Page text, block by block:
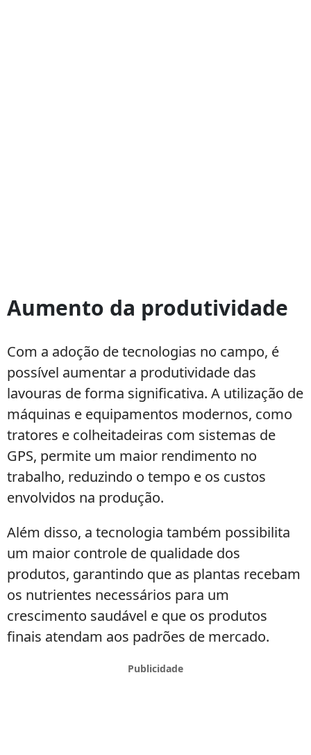
Aumento da produtividade
Com a adoção de tecnologias no campo, é
possível aumentar a produtividade das
lavouras de forma significativa. A utilização de
máquinas e equipamentos modernos, como
tratores e colheitadeiras com sistemas de
GPS, permite um maior rendimento no
trabalho, reduzindo o tempo e os custos
envolvidos na produção.
Além disso, a tecnologia também possibilita
um maior controle de qualidade dos
produtos, garantindo que as plantas recebam
os nutrientes necessários para um
crescimento saudável e que os produtos
finais atendam aos padrões de mercado.